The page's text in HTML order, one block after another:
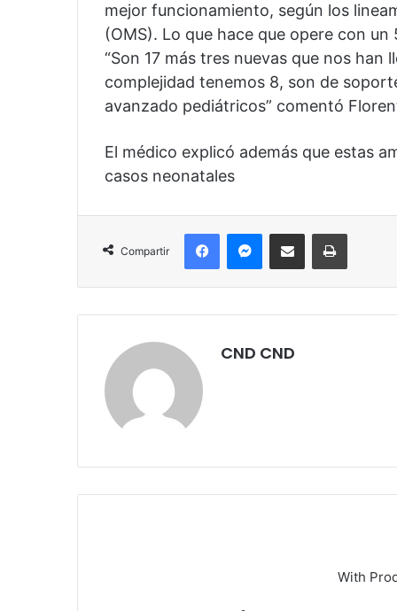
mejor funcionamiento, según los
(OMS). Lo que hace que opere con
“Son 17 más tres nuevas que nos han
complejidad tenemos 8, son de
avanzado pediátricos” comentó
El médico explicó además que estas
casos neonatales
Compartir
CND CND
With